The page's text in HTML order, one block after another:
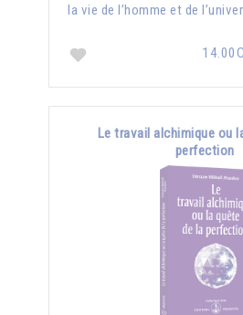
la vie de l’homme et de
Le travail alchimique ou
perfection